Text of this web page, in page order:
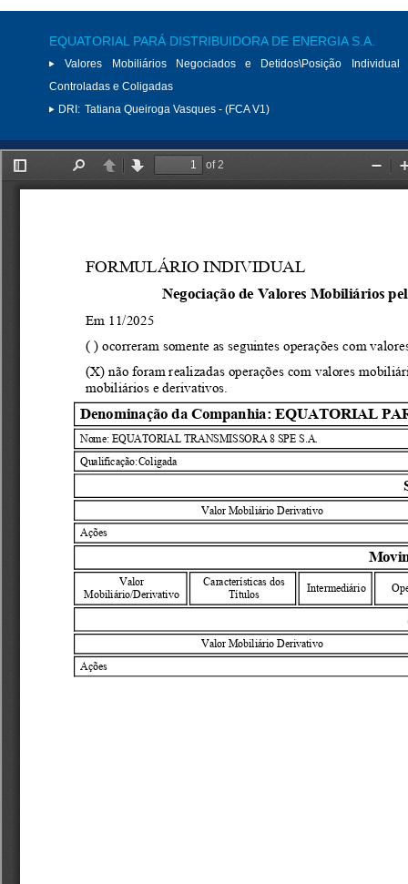
EQUATORIAL PARÁ DISTRIBUIDORA DE ENERGIA S.A.
Valores Mobiliários Negociados e Detidos\Posição
Controladas e Coligadas
DRI: Tatiana Queiroga Vasques - (FCA V1)